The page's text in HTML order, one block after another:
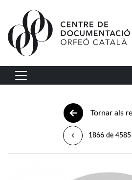
Vés al contingut
Navegació principal
Tornar als
1866 de 4585